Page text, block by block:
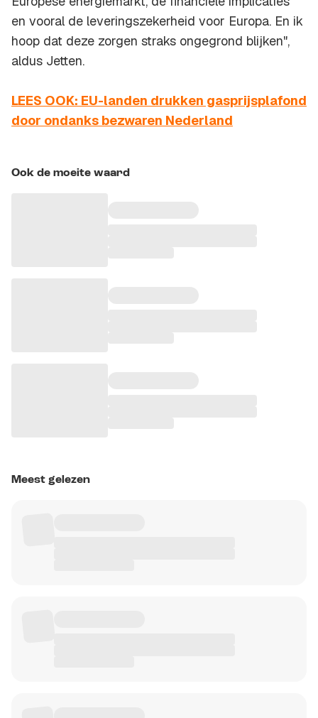
en vooral de leveringszekerheid voor Europa. En ik
hoop dat deze zorgen straks ongegrond blijken",
aldus Jetten.
LEES OOK: EU-landen drukken gasprijsplafond
door ondanks bezwaren Nederland
Ook de moeite waard
Meest gelezen